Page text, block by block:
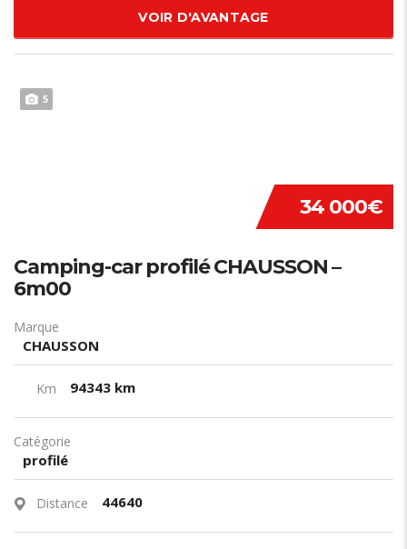
VOIR D'AVANTAGE
5
34 000€
Camping-car profilé CHAUSSON –
6m00
Marque
CHAUSSON
Km 94343 km
Catégorie
profilé
Distance 44640